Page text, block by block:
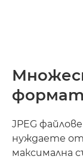
JPEG
нуждаете от
максимална